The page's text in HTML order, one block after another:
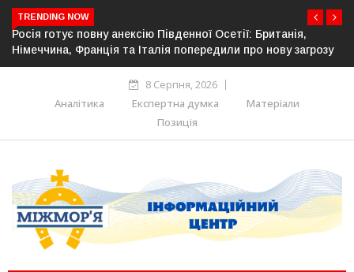
TRENDING NOW
Британія,
про нову загрозу
Естонія посилює кордон із Росією:
прикордонної інфраструктури
8 Серпня, 2026
Аналітика
Експертна думка
Матеріали
Позиція